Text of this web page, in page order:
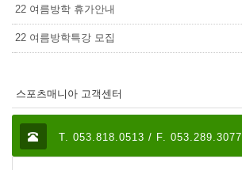
22 여름방학 휴가안내
22 여름방학특강 모집
스포츠매니아 고객센터
T. 053.818.0513 / F. 053.289.3077